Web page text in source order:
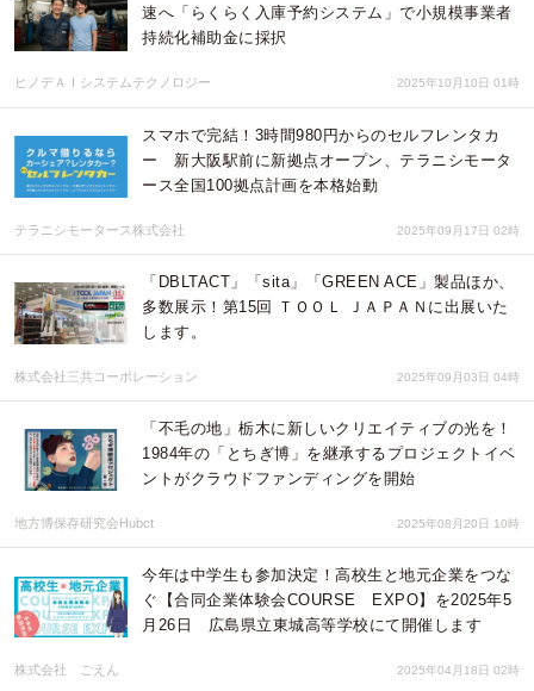
速へ「らくらく入庫予約システム」で小規模事業者
持続化補助金に採択
ヒノデＡＩシステムテクノロジー 2025年10月10日 01時
スマホで完結！3時間980円からのセルフレンタカ
ー 新大阪駅前に新拠点オープン、テラニシモータ
ース全国100拠点計画を本格始動
テラニシモータース株式会社 2025年09月17日 02時
「DBLTACT」「sita」「GREEN ACE」製品ほか、
多数展示！第15回 ＴＯＯＬ ＪＡＰＡＮに出展いた
します。
株式会社三共コーポレーション 2025年09月03日 04時
「不毛の地」栃木に新しいクリエイティブの光を！
1984年の「とちぎ博」を継承するプロジェクトイベ
ントがクラウドファンディングを開始
地方博保存研究会Hubct 2025年08月20日 10時
今年は中学生も参加決定！高校生と地元企業をつな
ぐ【合同企業体験会COURSE EXPO】を2025年5
月26日 広島県立東城高等学校にて開催します
株式会社 ごえん 2025年04月18日 02時